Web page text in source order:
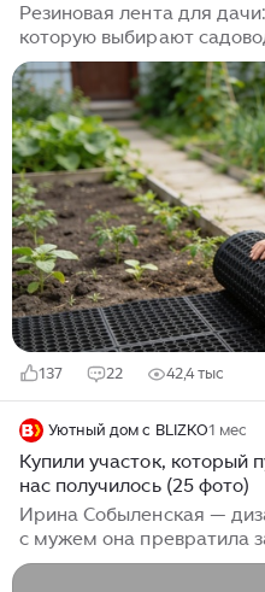
Резиновая лента для
которую выбирают
дорожка становится
дачных проходов. Она
требует тяжелых работ и
участка. Разбираемся,
выбирают этот вариант
Фотография:
сталкиваются с
удобные дорожки, но
цементом и возиться с
самых энергичных...
137 22 42,4 тыс
Уютный дом с BLIZKO1 мес
Купили участок, который
нас получилось (25 фото)
Ирина Собыленская —
с мужем она превратила
подмосковном СНТ в